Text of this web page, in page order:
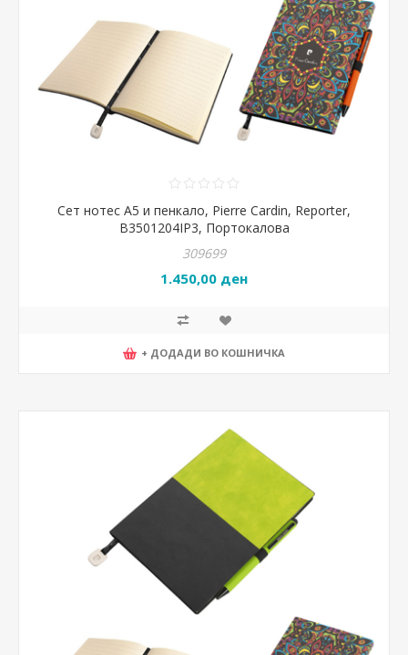
Сет нотес А5 и пенкало, Pierre Cardin, Reporter,
B3501204IP3, Портокалова
309699
1.450,00 ден
+ ДОДАДИ ВО КОШНИЧКА